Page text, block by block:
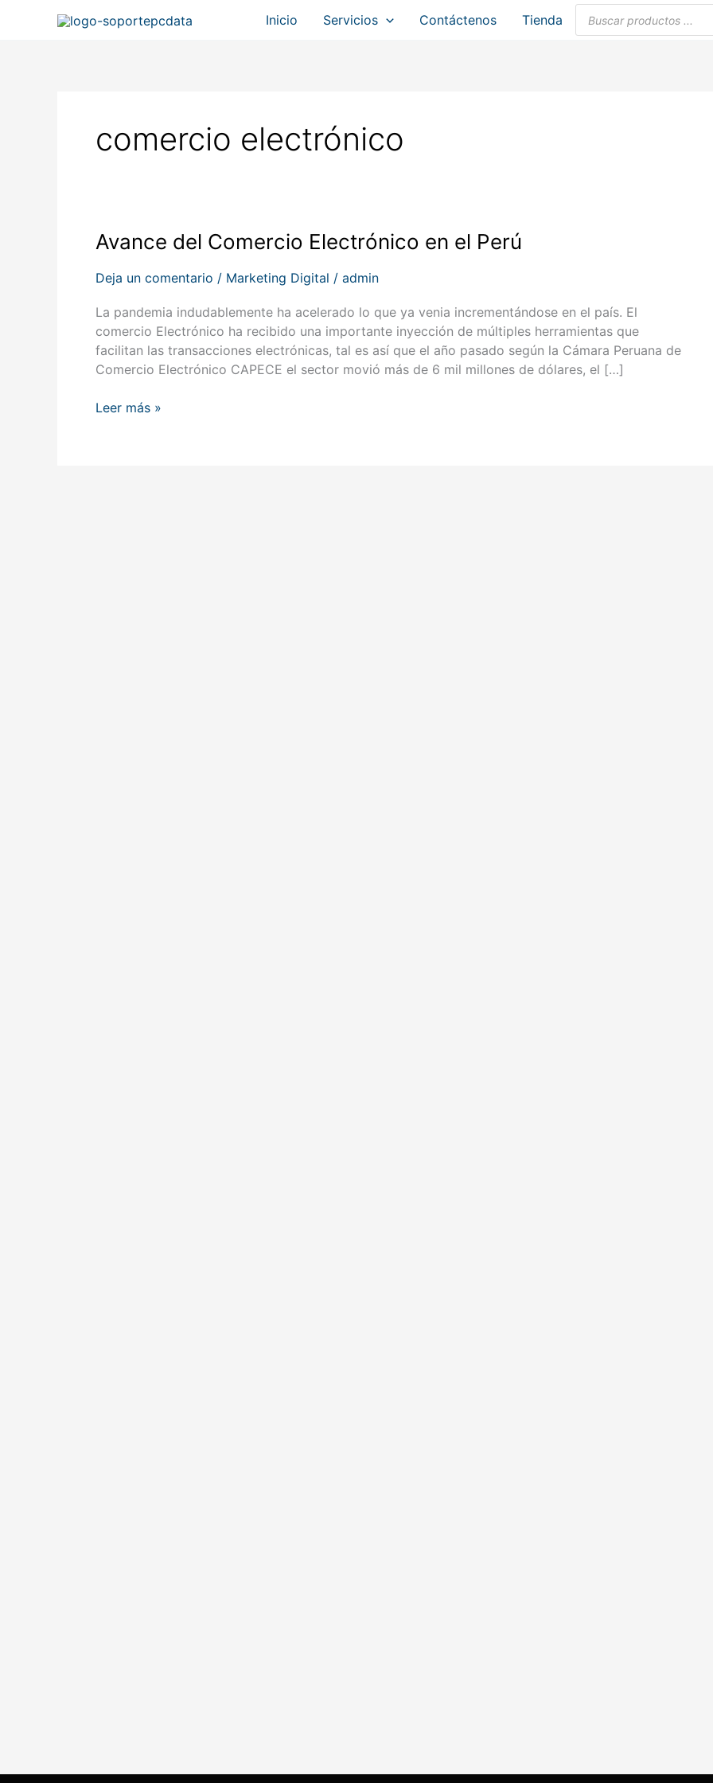
Inicio Servicios Contáctenos Tienda
Búsqueda
de
productos
comercio electrónico
Avance del Comercio Electrónico en el Perú
Deja un comentario / Marketing Digital / admin
La pandemia indudablemente ha acelerado lo que ya venia incrementándose en el país. El
comercio Electrónico ha recibido una importante inyección de múltiples herramientas que
facilitan las transacciones electrónicas, tal es así que el año pasado según la Cámara Peruana de
Comercio Electrónico CAPECE el sector movió más de 6 mil millones de dólares, el […]
Avance
Comercio
en
el
Perú
Leer más »